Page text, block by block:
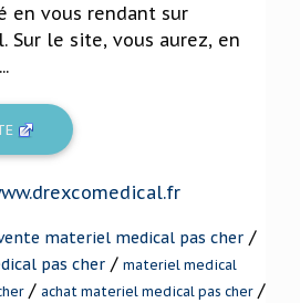
en vous rendant sur
Sur le site, vous aurez, en
materiel medical pas cher /
pas cher / materiel medical
/ achat materiel medical pas cher/